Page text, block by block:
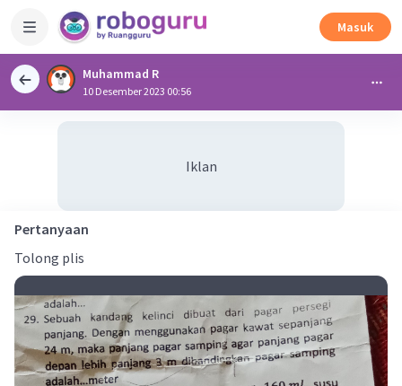
Masuk
Muhammad R
10 Desember 2023 00:56
Iklan
Pertanyaan
Tolong plis